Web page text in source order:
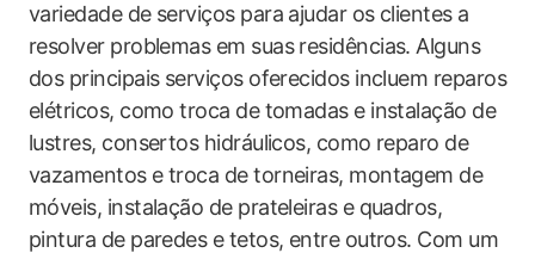
variedade de serviços para ajudar os clientes a
resolver problemas em suas residências. Alguns
dos principais serviços oferecidos incluem reparos
elétricos, como troca de tomadas e instalação de
lustres, consertos hidráulicos, como reparo de
vazamentos e troca de torneiras, montagem de
móveis, instalação de prateleiras e quadros,
pintura de paredes e tetos, entre outros. Com um